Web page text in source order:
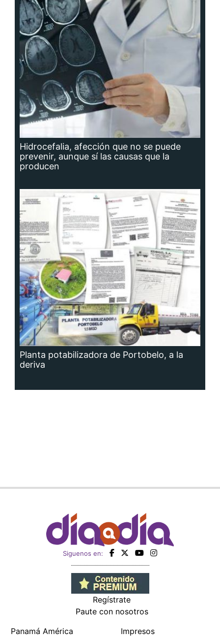
Hidrocefalia, afección que no se puede
prevenir, aunque sí las causas que la
producen
Planta potabilizadora de Portobelo, a la
deriva
Siguenos en:
Regístrate
Paute con nosotros
Panamá América
Impresos